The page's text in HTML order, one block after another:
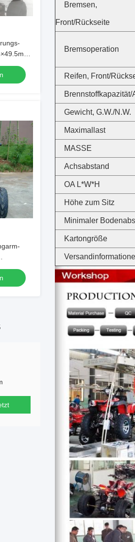
Fahrrad-
Bremsen,
Front/Rückseite
Bremsoperation
Reifen, Front/
Brennstoffkapazität/
Gewicht, G.W./N.W.
Maximallast
MASSE
Achsabstand
OA L*W*H
Höhe zum Sitz
Minimaler
Kartongröße